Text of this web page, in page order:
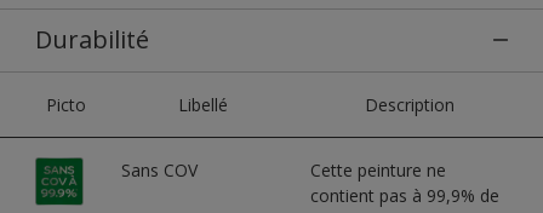
Durabilité
Picto Libellé Description
Sans COV
Cette peinture ne
contient pas à 99,9% de